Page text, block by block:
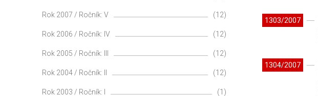
1303/2007
1304/2007
Rok 2007 / Ročník: V (12)
Rok 2006 / Ročník: IV (12)
Rok 2005 / Ročník: III (12)
Rok 2004 / Ročník: II (12)
Rok 2003 / Ročník: I (1)